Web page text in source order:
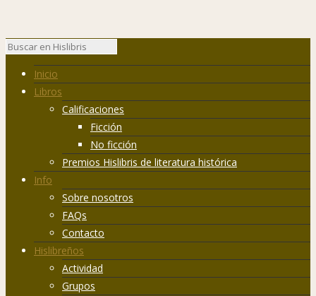
Inicio
Libros
Calificaciones
Ficción
No ficción
Premios Hislibris de literatura histórica
Info
Sobre nosotros
FAQs
Contacto
Hislibreños
Actividad
Grupos